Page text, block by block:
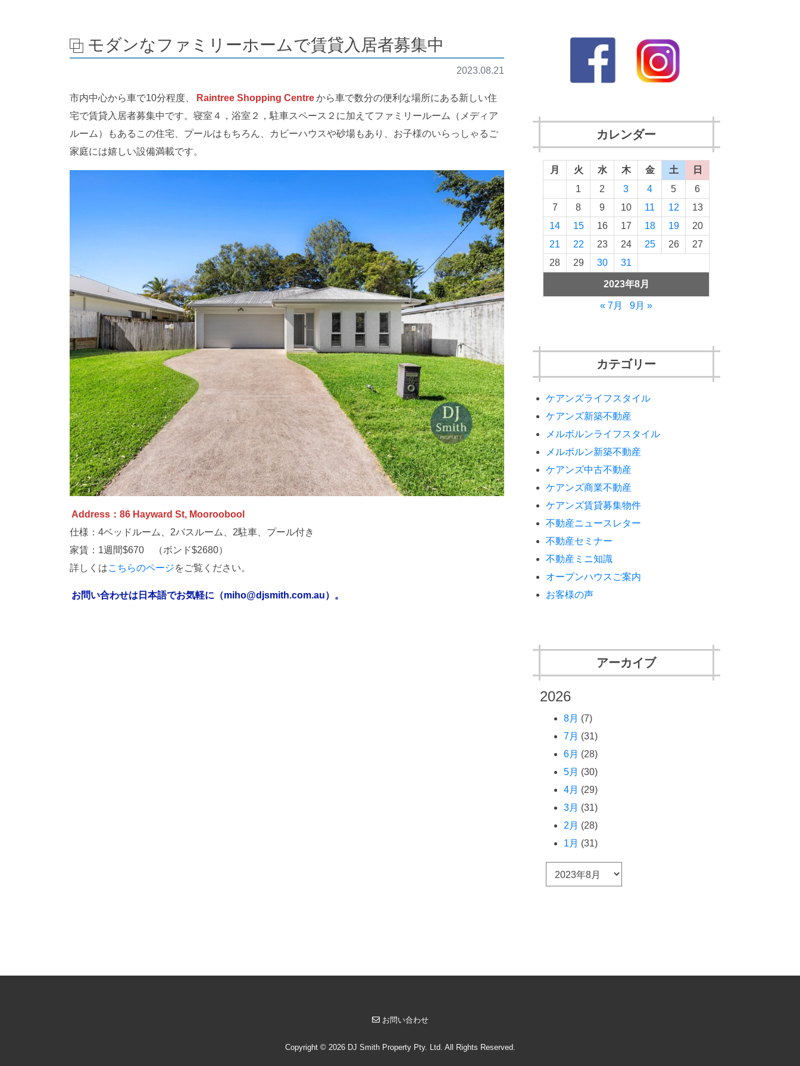
モダンなファミリーホームで賃貸入居者募集中
2023.08.21
市内中心から車で10分程度、 Raintree Shopping Centreから車で数分の便利な場所にある新しい住
宅で賃貸入居者募集中です。寝室４，浴室２，駐車スペース２に加えてファミリールーム（メディア
ルーム）もあるこの住宅、プールはもちろん、カビーハウスや砂場もあり、お子様のいらっしゃるご
家庭には嬉しい設備満載です。
Address：86 Hayward St, Mooroobool
仕様：4ベッドルーム、2バスルーム、2駐車、プール付き
家賃：1週間$670 （ボンド$2680）
詳しくはこちらのページをご覧ください。
お問い合わせは日本語でお気軽に（miho@djsmith.com.au）。
カレンダー
2023年8月
月 火 水 木 金 土
日
1
2 3 4 5
6
7
8 9 10 11 12
13
14
15 16 17 18 19
20
21
22 23 24 25 26
27
28
29 30 31
« 7月 9月 »
カテゴリー
ケアンズライフスタイル
ケアンズ新築不動産
メルボルンライフスタイル
メルボルン新築不動産
ケアンズ中古不動産
ケアンズ商業不動産
ケアンズ賃貸募集物件
不動産ニュースレター
不動産セミナー
不動産ミニ知識
オープンハウスご案内
お客様の声
アーカイブ
2026
8月 (7)
7月 (31)
6月 (28)
5月 (30)
4月 (29)
3月 (31)
2月 (28)
1月 (31)
ー
お問い合わせ
Copyright © 2026 DJ Smith Property Pty. Ltd. All Rights Reserved.